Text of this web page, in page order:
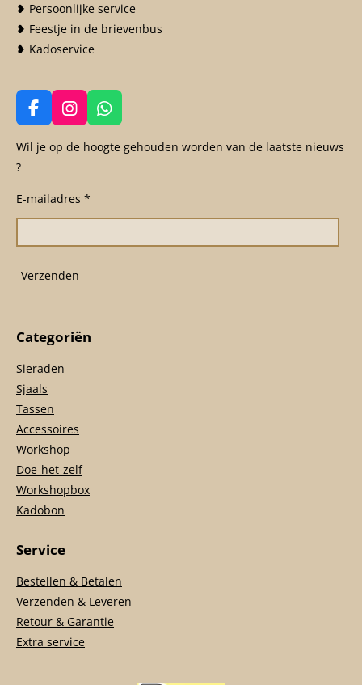
❥ Persoonlijke service
❥ Feestje in de brievenbus
❥ Kadoservice
F
a
c
o
o
I
n
s
g
r
m
W
h
a
p
Wil je op de hoogte gehouden worden van de laatste nieuws
?
E-mailadres *
Verzenden
Categoriën
Sieraden
Sjaals
Tassen
Accessoires
Workshop
Doe-het-zelf
Workshopbox
Kadobon
Service
Bestellen & Betalen
Verzenden & Leveren
Retour & Garantie
Extra service